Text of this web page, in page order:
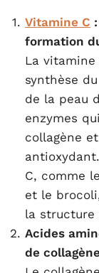
Vitamine C
formation
La
synthèse
de la peau
enzymes
collagène
C, comme
et le
la structure
Acides
de collagène